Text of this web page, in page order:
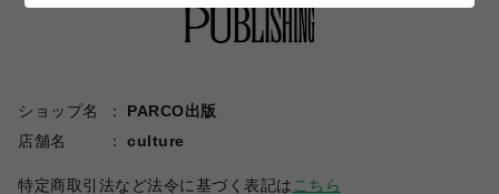
ショップ名
PARCO出版
店舗名
culture
特定商取引法など法令に基づく表記は こちら